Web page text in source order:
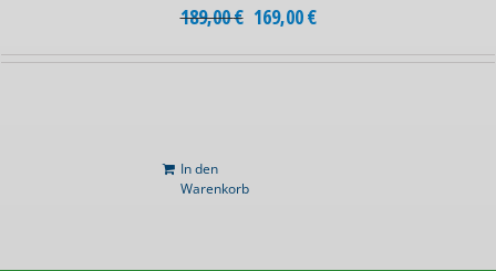
189,00€ 169,00€
In den
Warenkorb